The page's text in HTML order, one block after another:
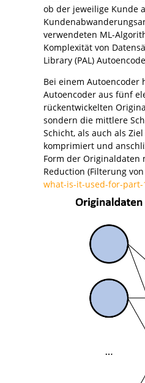
ob der jeweilige Kunde
verwendeten ML-
Komplexität von
Library (PAL)
Bei einem Autoencoder
Autoencoder aus fünf
rückentwickelten
sondern die mittlere
Schicht, als auch als
komprimiert und
Form der Originaldaten
Reduction (Filterung
what-is-it-used-for-part-